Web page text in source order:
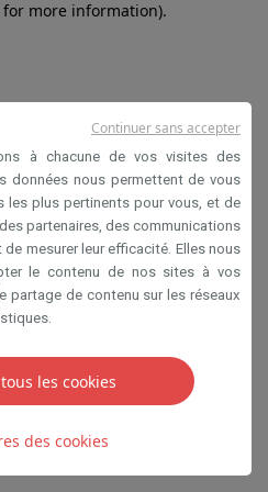
more information).
à chacune de vos visites des
données nous permettent de vous
les plus pertinents pour vous, et de
partenaires, des communications
mesurer leur efficacité. Elles nous
le contenu de nos sites à vos
partage de contenu sur les réseaux
les cookies
des cookies
Continuer sans accepter